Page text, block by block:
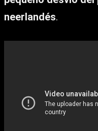
neerlandés.